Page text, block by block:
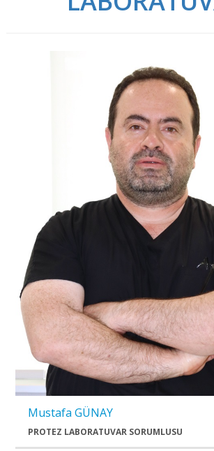
Mustafa GÜNAY
PROTEZ LABORATUVAR SORUMLUSU